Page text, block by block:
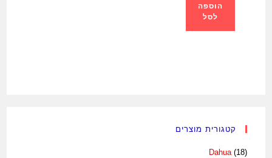
הוספה
לסל
קטגורית מוצרים
Dahua (18)